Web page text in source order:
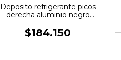
Deposito refrigerante picos
derecha aluminio negro
$184.150